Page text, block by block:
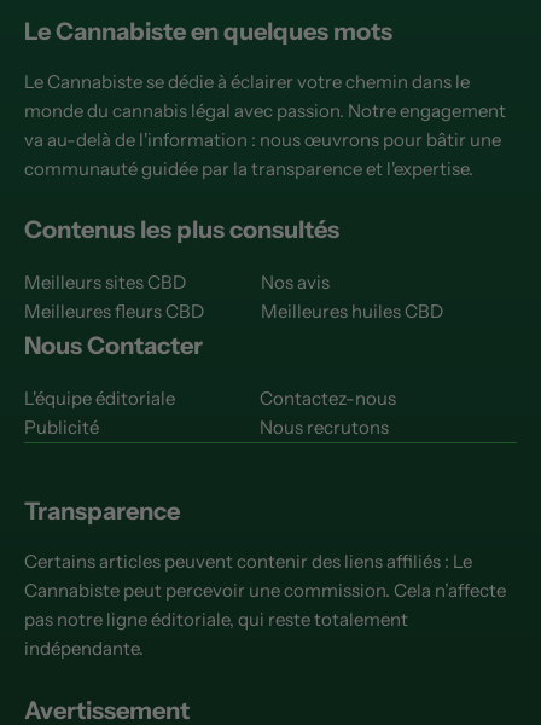
Le Cannabiste en quelques mots
Le Cannabiste se dédie à éclairer votre chemin dans le
monde du cannabis légal avec passion. Notre engagement
va au-delà de l'information : nous œuvrons pour bâtir une
communauté guidée par la transparence et l'expertise.
Contenus les plus consultés
Meilleurs sites CBD
Nos avis
Meilleures fleurs CBD
Meilleures huiles CBD
Nous Contacter
L'équipe éditoriale
Contactez-nous
Publicité
Nous recrutons
Transparence
Certains articles peuvent contenir des liens affiliés : Le
Cannabiste peut percevoir une commission. Cela n’affecte
pas notre ligne éditoriale, qui reste totalement
indépendante.
Avertissement